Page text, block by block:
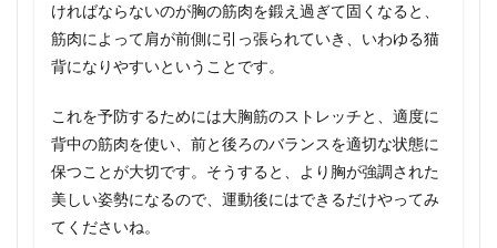
ければならないのが胸の筋肉を鍛え過ぎて固くなると、
筋肉によって肩が前側に引っ張られていき、いわゆる猫
背になりやすいということです。
これを予防するためには大胸筋のストレッチと、適度に
背中の筋肉を使い、前と後ろのバランスを適切な状態に
保つことが大切です。そうすると、より胸が強調された
美しい姿勢になるので、運動後にはできるだけやってみ
てくださいね。